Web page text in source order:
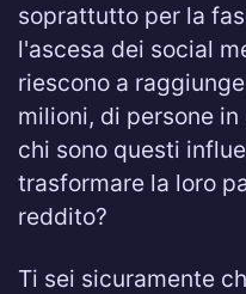
soprattutto per la
l'ascesa dei social
riescono a
milioni, di persone
chi sono questi
trasformare la loro
reddito?
Ti sei sicuramente